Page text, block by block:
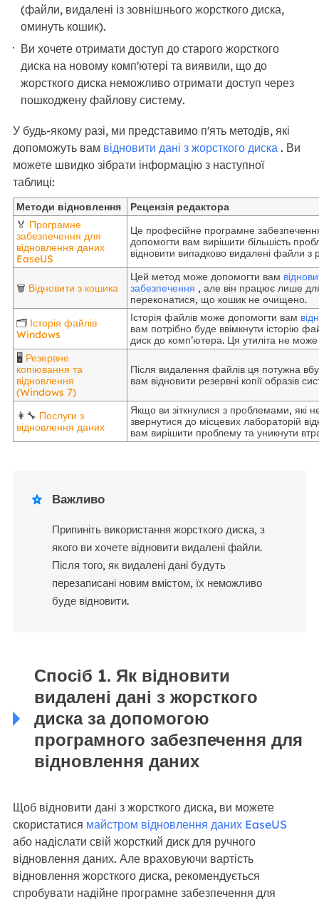
(файли, видалені із зовнішнього жорсткого диска,
оминуть кошик).
Ви хочете отримати доступ до старого жорсткого
диска на новому комп'ютері та виявили, що до
жорсткого диска неможливо отримати доступ через
пошкоджену файлову систему.
У будь-якому разі, ми представимо п'ять методів, які
допоможуть вам відновити дані з жорсткого диска. Ви
можете швидко зібрати інформацію з наступної
таблиці:
Методи відновлення
Рецензія редактора
🏅 Програмне
забезпечення для
відновлення даних
EaseUS
Це професійне програмне
допомогти вам вирішити більшість
відновити випадково видалені файли з
🗑️ Відновити з кошика
Цей метод може допомогти вам
забезпечення , але він працює лише для
переконатися, що кошик не очищено.
🗂️ Історія файлів
Windows
Історія файлів може допомогти вам
вам потрібно буде ввімкнути історію
диск до комп’ютера. Ця утиліта не
🖥️ Резервне
копіювання та
відновлення
(Windows 7)
Після видалення файлів ця потужна
вам відновити резервні копії образів
👩‍🔧 Послуги з
відновлення даних
Якщо ви зіткнулися з проблемами, які
звернутися до місцевих лабораторій
вам вирішити проблему та уникнути
 Важливо
Припиніть використання жорсткого диска, з
якого ви хочете відновити видалені файли.
Після того, як видалені дані будуть
перезаписані новим вмістом, їх неможливо
буде відновити.
Спосіб 1. Як відновити
видалені дані з жорсткого
диска за допомогою
програмного забезпечення для
відновлення даних
Щоб відновити дані з жорсткого диска, ви можете
скористатися майстром відновлення даних EaseUS
або надіслати свій жорсткий диск для ручного
відновлення даних. Але враховуючи вартість
відновлення жорсткого диска, рекомендується
спробувати надійне програмне забезпечення для